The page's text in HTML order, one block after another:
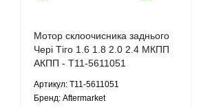
Мотор склоочисника заднього
Чері Тіго 1.6 1.8 2.0 2.4 МКПП
АКПП - T11-5611051
Артикул: T11-5611051
Брeнд: Aftermarket